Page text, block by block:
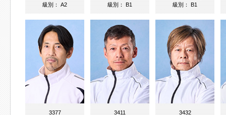
級別：A2 級別：B1 級別：B1
3377 3411 3432